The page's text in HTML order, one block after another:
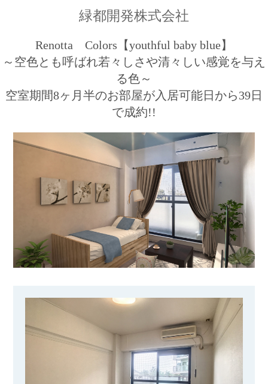
緑都開発株式会社
Renotta Colors【youthful baby blue】
～空色とも呼ばれ若々しさや清々しい感覚を与え
る色～
空室期間8ヶ月半のお部屋が入居可能日から39日
で成約!!